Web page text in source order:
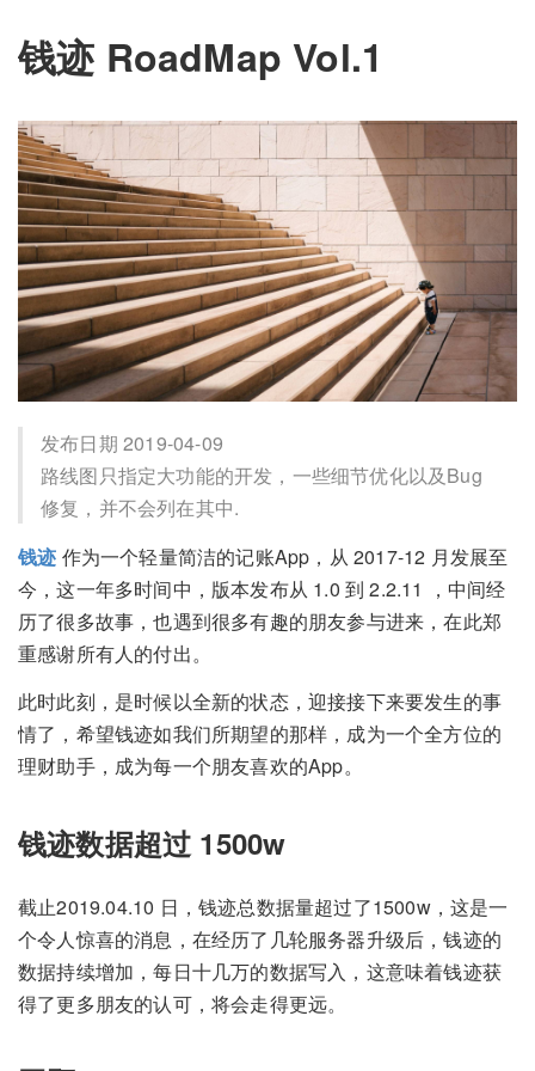
钱迹 RoadMap Vol.1
发布日期 2019-04-09
路线图只指定大功能的开发，一些细节优化以及Bug
修复，并不会列在其中.
钱迹 作为一个轻量简洁的记账App，从 2017-12 月发展至
今，这一年多时间中，版本发布从 1.0 到 2.2.11 ，中间经
历了很多故事，也遇到很多有趣的朋友参与进来，在此郑
重感谢所有人的付出。
此时此刻，是时候以全新的状态，迎接接下来要发生的事
情了，希望钱迹如我们所期望的那样，成为一个全方位的
理财助手，成为每一个朋友喜欢的App。
钱迹数据超过 1500w
截止2019.04.10 日，钱迹总数据量超过了1500w，这是一
个令人惊喜的消息，在经历了几轮服务器升级后，钱迹的
数据持续增加，每日十几万的数据写入，这意味着钱迹获
得了更多朋友的认可，将会走得更远。